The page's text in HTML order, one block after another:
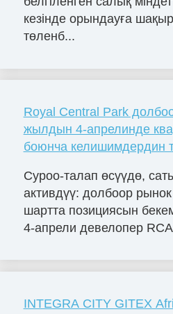
кезінде орындауға
төленб...
Royal Central Park
жылдын 4-апрелинде
боюнча келишимдердин
Суроо-талап өсүүдө,
активдүү: долбоор
шартта позициясын
4-апрели девелопер
INTEGRA CITY GITEX